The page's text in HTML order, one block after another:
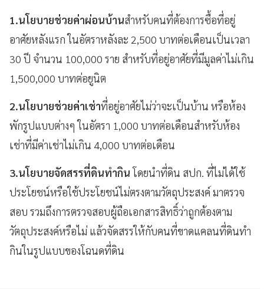
1.นโยบายช่วยค่าผ่อนบ้านสำหรับคนที่ต้องการซื้อที่อยู่
อาศัยหลังแรก ในอัตราหลังละ 2,500 บาทต่อเดือนเป็นเวลา
30 ปี จำนวน 100,000 ราย สำหรับที่อยู่อาศัยที่มีมูลค่าไม่เกิน
1,500,000 บาทต่อยูนิต
2.นโยบายช่วยค่าเช่าที่อยู่อาศัยไม่ว่าจะเป็นบ้าน หรือห้อง
พักรูปแบบต่างๆ ในอัตรา 1,000 บาทต่อเดือนสำหรับห้อง
เช่าที่มีค่าเช่าไม่เกิน 4,000 บาทต่อเดือน
3.นโยบายจัดสรรที่ดินทำกินโดยนำที่ดิน สปก. ที่ไม่ได้ใช้
ประโยชน์หรือใช้ประโยชน์ไม่ตรงตามวัตถุประสงค์ มาตรวจ
สอบ รวมถึงการตรวจสอบผู้ถือเอกสารสิทธิ์ว่าถูกต้องตาม
วัตถุประสงค์หรือไม่ แล้วจัดสรรให้กับคนที่ขาดแคลนที่ดินทำ
กินในรูปแบบของโฉนดที่ดิน